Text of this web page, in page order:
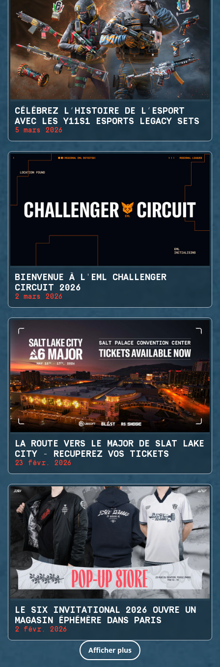
CÉLÉBREZ L’HISTOIRE DE L’ESPORT
AVEC LES Y11S1 ESPORTS LEGACY SETS
5 mars 2026
BIENVENUE À L'EML CHALLENGER
CIRCUIT 2026
2 mars 2026
LA ROUTE VERS LE MAJOR DE SLAT LAKE
CITY - RECUPEREZ VOS TICKETS
23 févr. 2026
LE SIX INVITATIONAL 2026 OUVRE UN
MAGASIN ÉPHÉMÈRE DANS PARIS
2 févr. 2026
Afficher plus